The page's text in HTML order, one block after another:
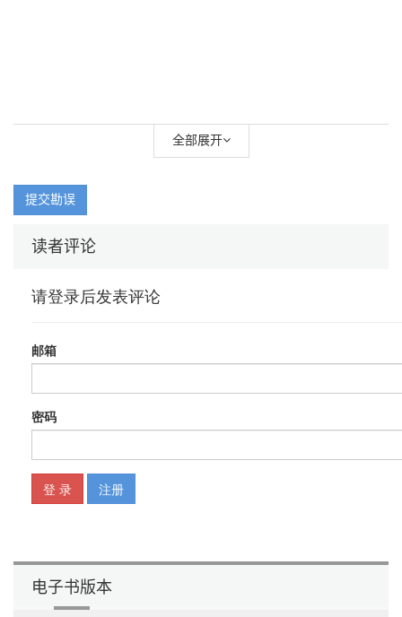
全部展开
提交勘误
读者评论
电子书版本